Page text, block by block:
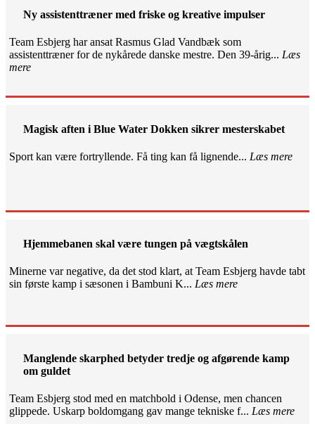
Ny assistenttræner med friske og kreative impulser
Team Esbjerg har ansat Rasmus Glad Vandbæk som
assistenttræner for de nykårede danske mestre. Den 39-årig... Læs
mere
Magisk aften i Blue Water Dokken sikrer mesterskabet
Sport kan være fortryllende. Få ting kan få lignende... Læs mere
Hjemmebanen skal være tungen på vægtskålen
Minerne var negative, da det stod klart, at Team Esbjerg havde tabt
sin første kamp i sæsonen i Bambuni K... Læs mere
Manglende skarphed betyder tredje og afgørende kamp
om guldet
Team Esbjerg stod med en matchbold i Odense, men chancen
glippede. Uskarp boldomgang gav mange tekniske f... Læs mere